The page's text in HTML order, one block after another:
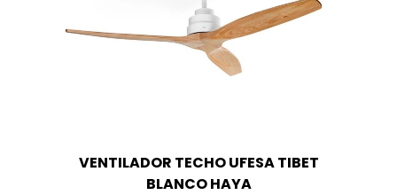
VENTILADOR TECHO UFESA TIBET
BLANCO HAYA